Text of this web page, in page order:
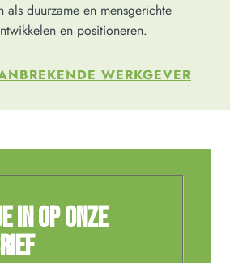
als duurzame en mensgerichte
en positioneren.
WERKGEVER